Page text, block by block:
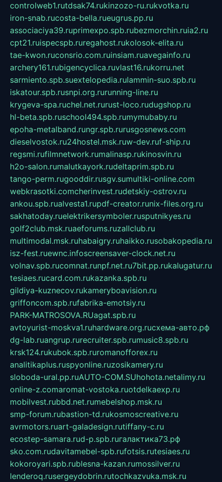
controlweb1.rutdsak74.rukinzozo-ru.rukvotka.ru
iron-snab.rucosta-bella.rueugrus.pp.ru
associaciya39.ruprimexpo.spb.rubezmorchin.ruia2.ru
cpt21.ruispecspb.ruregahost.rukolosok-elita.ru
tae-kwon.ruconsrio.com.ruinsiam.ruavegainfo.ru
archery161.rubigencyclica.ruvlast16.rukorru.net
sarmiento.spb.suextelopedia.rulammin-suo.spb.ru
iskatour.spb.rusnpi.org.rurunning-line.ru
krygeva-spa.ruchel.net.rurust-loco.rudugshop.ru
hl-beta.spb.ruschool494.spb.rumymubaby.ru
epoha-metalband.rungr.spb.rurusgosnews.com
dieselvostok.ru24hostel.msk.ruw-dev.ruf-ship.ru
regsmi.rufilmnetwork.rumalinasp.rukinosvin.ru
h2o-salon.rumalutkayork.rudeltaprim.spb.ru
tango-perm.rugooddir.rusgv.sumultiki-online.com
webkrasotki.comcherinvest.rudetskiy-ostrov.ru
ankou.spb.rualvesta1.rupdf-creator.runix-files.org.ru
sakhatoday.ruelektrikersymboler.rusputnikyes.ru
golf2club.msk.ruaeforums.ruzallclub.ru
multimodal.msk.ruhabaigry.ruhaikko.rusobakopedia.ru
isz-fest.ruewnc.infoscreensaver-clock.net.ru
volnav.spb.rucomnat.runpf.net.ru7bit.pp.rukalugatur.ru
tesiaes.rucard.com.rukazanka.spb.ru
gildiya-kuznecov.rukameryboavision.ru
griffoncom.spb.rufabrika-emotsiy.ru
PARK-MATROSOVA.RUagat.spb.ru
avtoyurist-moskva1.ruhardware.org.ruсхема-авто.рф
dg-lab.ruangrup.rurecruiter.spb.rumusic8.spb.ru
krsk124.rukubok.spb.ruromanofforex.ru
analitikaplus.ruspyonline.ruzosikamery.ru
sloboda-ural.pp.ruAUTO-COM.SUhohota.netalimy.ru
online-z.comaromat-vostoka.ruotdelkaexp.ru
mobilvest.rubbd.net.rumebelshop.msk.ru
smp-forum.rubastion-td.rukosmoscreative.ru
avrmotors.ruart-galadesign.rutiffany-c.ru
ecostep-samara.rud-p.spb.ruгалактика73.рф
sko.com.rudavitamebel-spb.rufotsis.rutesiaes.ru
kokoroyari.spb.rublesna-kazan.rumossilver.ru
lenderoq.rusergeydobrin.rutochkazvuka.msk.ru